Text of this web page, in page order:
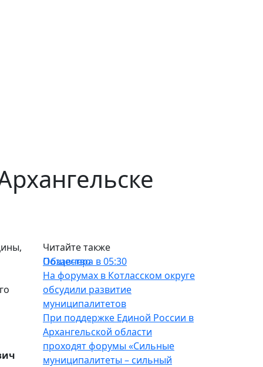
Читайте также
Общество
Позавчера в 05:30
На форумах в Котласском округе
обсудили развитие
муниципалитетов
При поддержке Единой России в
Архангельской области
проходят форумы «Сильные
муниципалитеты – сильный